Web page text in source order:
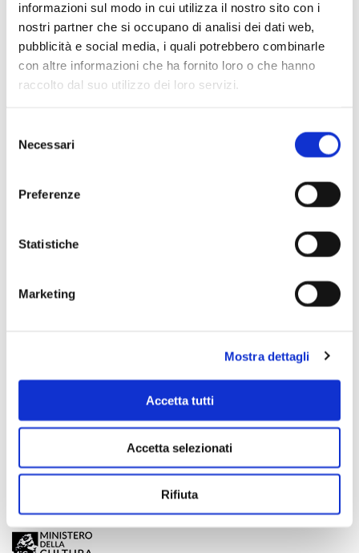
informazioni sul modo in cui utilizza il nostro sito con i
nostri partner che si occupano di analisi dei dati web,
pubblicità e social media, i quali potrebbero combinarle
con altre informazioni che ha fornito loro o che hanno
raccolto dal suo utilizzo dei loro servizi.
delNecessari
Preferenze
Statistiche
Marketing
Mostra dettagli
Accetta tutti
Accetta selezionati
Rifiuta
Scopri di più
Scopri di più